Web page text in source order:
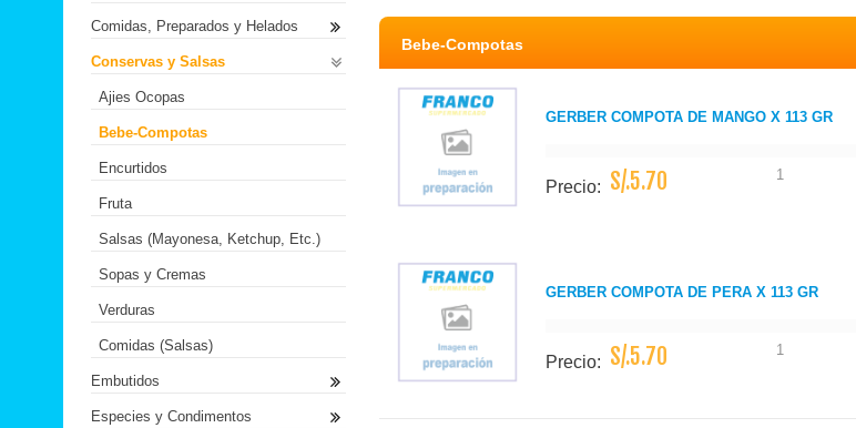
Bebe-Compotas
GERBER COMPOTA DE MANGO X 113 GR
Precio: S/.5.70 1
GERBER COMPOTA DE PERA X 113 GR
Precio: S/.5.70 1
Comidas, Preparados y Helados
Conservas y Salsas
Ajies Ocopas
Bebe-Compotas
Encurtidos
Fruta
Salsas (Mayonesa, Ketchup, Etc.)
Sopas y Cremas
Verduras
Comidas (Salsas)
Embutidos
Especies y Condimentos